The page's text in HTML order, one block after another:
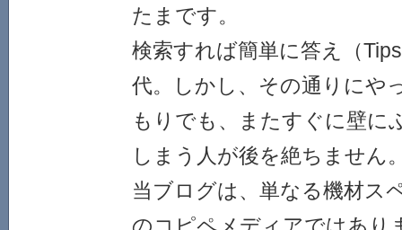
たまです。
検索すれば簡単に答え（
代。しかし、その通りにや
もりでも、またすぐに壁に
しまう人が後を絶ちません
当ブログは、単なる機材ス